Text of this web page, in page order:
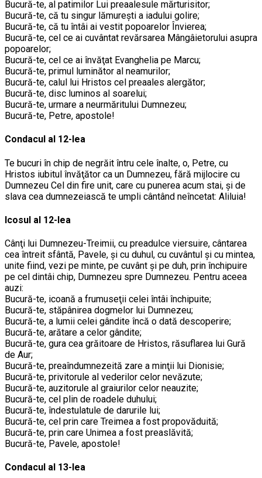
Bucură-te, al patimilor Lui preaalesule mărturisitor;
Bucură-te, că tu singur lămureşti a iadului golire;
Bucură-te, că tu întâi ai vestit popoarelor Învierea;
Bucură-te, cel ce ai cuvântat revărsarea Mângâietorului asupra
popoarelor;
Bucură-te, cel ce ai învăţat Evanghelia pe Marcu;
Bucură-te, primul luminător al neamurilor;
Bucură-te, calul lui Hristos cel preaales alergător;
Bucură-te, disc luminos al soarelui;
Bucură-te, urmare a neurmăritului Dumnezeu;
Bucură-te, Petre, apostole!
Condacul al 12-lea
Te bucuri în chip de negrăit întru cele înalte, o, Petre, cu
Hristos iubitul învăţător ca un Dumnezeu, fără mijlocire cu
Dumnezeu Cel din fire unit, care cu punerea acum stai, şi de
slava cea dumnezeiască te umpli cântând neîncetat: Aliluia!
Icosul al 12-lea
Cânţi lui Dumnezeu-Treimii, cu preadulce viersuire, cântarea
cea întreit sfântă, Pavele, şi cu duhul, cu cuvântul şi cu mintea,
unite fiind, vezi pe minte, pe cuvânt şi pe duh, prin închipuire
pe cel dintâi chip, Dumnezeu spre Dumnezeu. Pentru aceea
auzi:
Bucură-te, icoană a frumuseţii celei întâi închipuite;
Bucură-te, stăpânirea dogmelor lui Dumnezeu;
Bucură-te, a lumii celei gândite încă o dată descoperire;
Bucură-te, arătare a celor gândite;
Bucură-te, gura cea grăitoare de Hristos, răsuflarea lui Gură
de Aur;
Bucură-te, preaîndumnezeită zare a minţii lui Dionisie;
Bucură-te, privitorule al vederilor celor nevăzute;
Bucură-te, auzitorule al graiurilor celor neauzite;
Bucură-te, cel plin de roadele duhului;
Bucură-te, îndestulatule de darurile lui;
Bucură-te, cel prin care Treimea a fost propovăduită;
Bucură-te, prin care Unimea a fost preaslăvită;
Bucură-te, Pavele, apostole!
Condacul al 13-lea